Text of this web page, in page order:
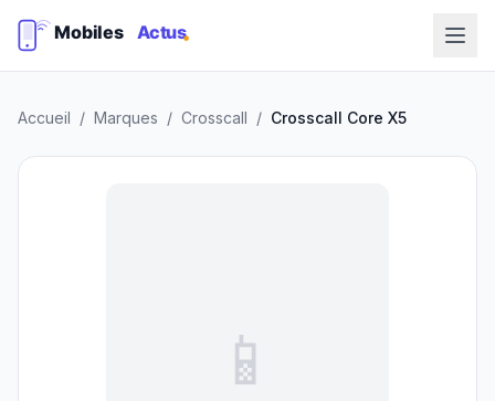
Accueil / Marques / Crosscall / Crosscall Core X5
📱